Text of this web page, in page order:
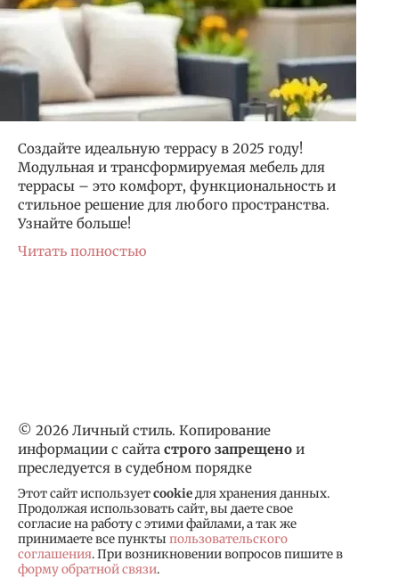
Создайте идеальную террасу в 2025 году!
Модульная и трансформируемая мебель для
террасы – это комфорт, функциональность и
стильное решение для любого пространства.
Узнайте больше!
Читать полностью
© 2026 Личный стиль. Копирование
информации с сайта строго запрещено и
преследуется в судебном порядке
Этот сайт используетcookieдля хранения данных.
Продолжая использовать сайт, вы даете свое
согласие на работу с этими файлами, а так же
принимаете все пункты пользовательского
соглашения. При возникновении вопросов пишите в
форму обратной связи.